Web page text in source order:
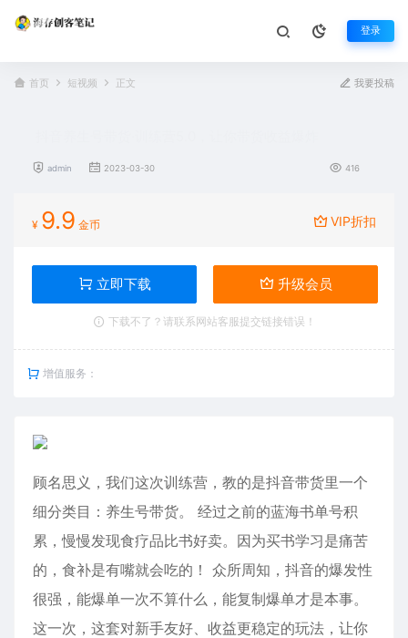
登录
首页 短视频 正文 我要投稿
admin 2023-03-30 416
¥ 9.9 金币 VIP折扣
立即下载 升级会员
下载不了？请联系网站客服提交链接错误！
增值服务：
顾名思义，我们这次训练营，教的是抖音带货里一个
细分类目：养生号带货。 经过之前的蓝海书单号积
累，慢慢发现食疗品比书好卖。因为买书学习是痛苦
的，食补是有嘴就会吃的！ 众所周知，抖音的爆发性
很强，能爆单一次不算什么，能复制爆单才是本事。
这一次，这套对新手友好、收益更稳定的玩法，让你